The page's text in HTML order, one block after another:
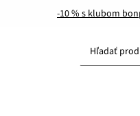
-10 % s klubom
Hľadať